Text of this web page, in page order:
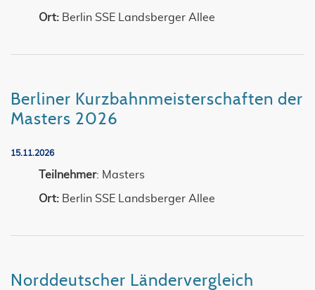
Ort: Berlin SSE Landsberger Allee
Berliner Kurzbahnmeisterschaften der
Masters 2026
15.11.2026
Teilnehmer: Masters
Ort: Berlin SSE Landsberger Allee
Norddeutscher Ländervergleich